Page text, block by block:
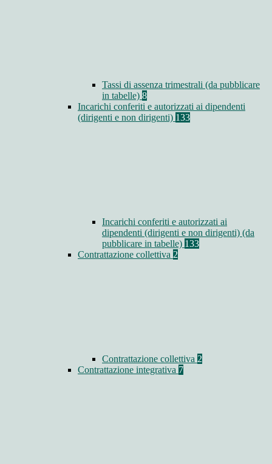
Tassi di assenza trimestrali (da pubblicare
in tabelle) 8
Incarichi conferiti e autorizzati ai dipendenti
(dirigenti e non dirigenti) 133
Incarichi conferiti e autorizzati ai
dipendenti (dirigenti e non dirigenti) (da
pubblicare in tabelle) 133
Contrattazione collettiva 2
Contrattazione collettiva 2
Contrattazione integrativa 7